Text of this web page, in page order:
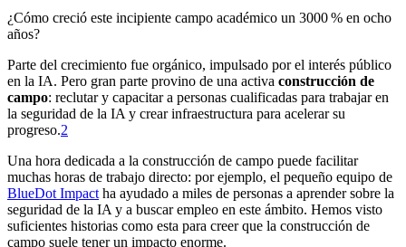
¿Cómo creció este incipiente campo académico un 3000 % en ocho
años?
Parte del crecimiento fue orgánico, impulsado por el interés público
en la IA. Pero gran parte provino de una activa construcción de
campo: reclutar y capacitar a personas cualificadas para trabajar en
la seguridad de la IA y crear infraestructura para acelerar su
progreso.⁠2
Una hora dedicada a la construcción de campo puede facilitar
muchas horas de trabajo directo: por ejemplo, el pequeño equipo de
BlueDot Impact ha ayudado a miles de personas a aprender sobre la
seguridad de la IA y a buscar empleo en este ámbito. Hemos visto
suficientes historias como esta para creer que la construcción de
campo suele tener un impacto enorme.